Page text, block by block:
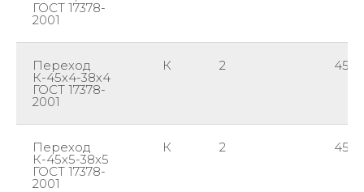
ГОСТ 17378-
2001
Переход
К-45х4-38х4
ГОСТ 17378-
2001
К 2 45
Переход
К-45х5-38х5
ГОСТ 17378-
2001
К 2 45